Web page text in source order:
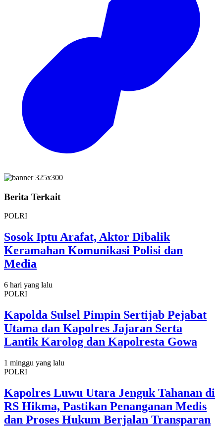
Berita Terkait
POLRI
Sosok Iptu Arafat, Aktor Dibalik
Keramahan Komunikasi Polisi dan
Media
6 hari yang lalu
POLRI
Kapolda Sulsel Pimpin Sertijab Pejabat
Utama dan Kapolres Jajaran Serta
Lantik Karolog dan Kapolresta Gowa
1 minggu yang lalu
POLRI
Kapolres Luwu Utara Jenguk Tahanan di
RS Hikma, Pastikan Penanganan Medis
dan Proses Hukum Berjalan Transparan